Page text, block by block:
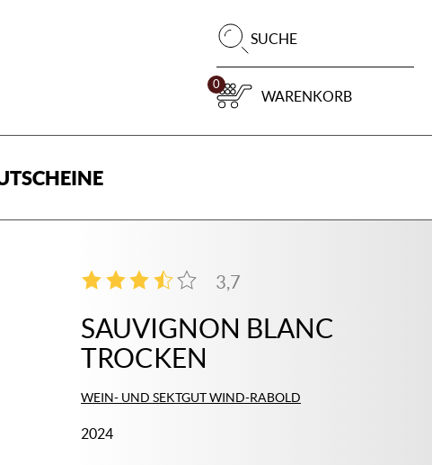
SUCHE
0
WARENKORB
SAUVIGNON BLANC
TROCKEN
WEIN- UND SEKTGUT WIND-RABOLD
2024
3,7
3